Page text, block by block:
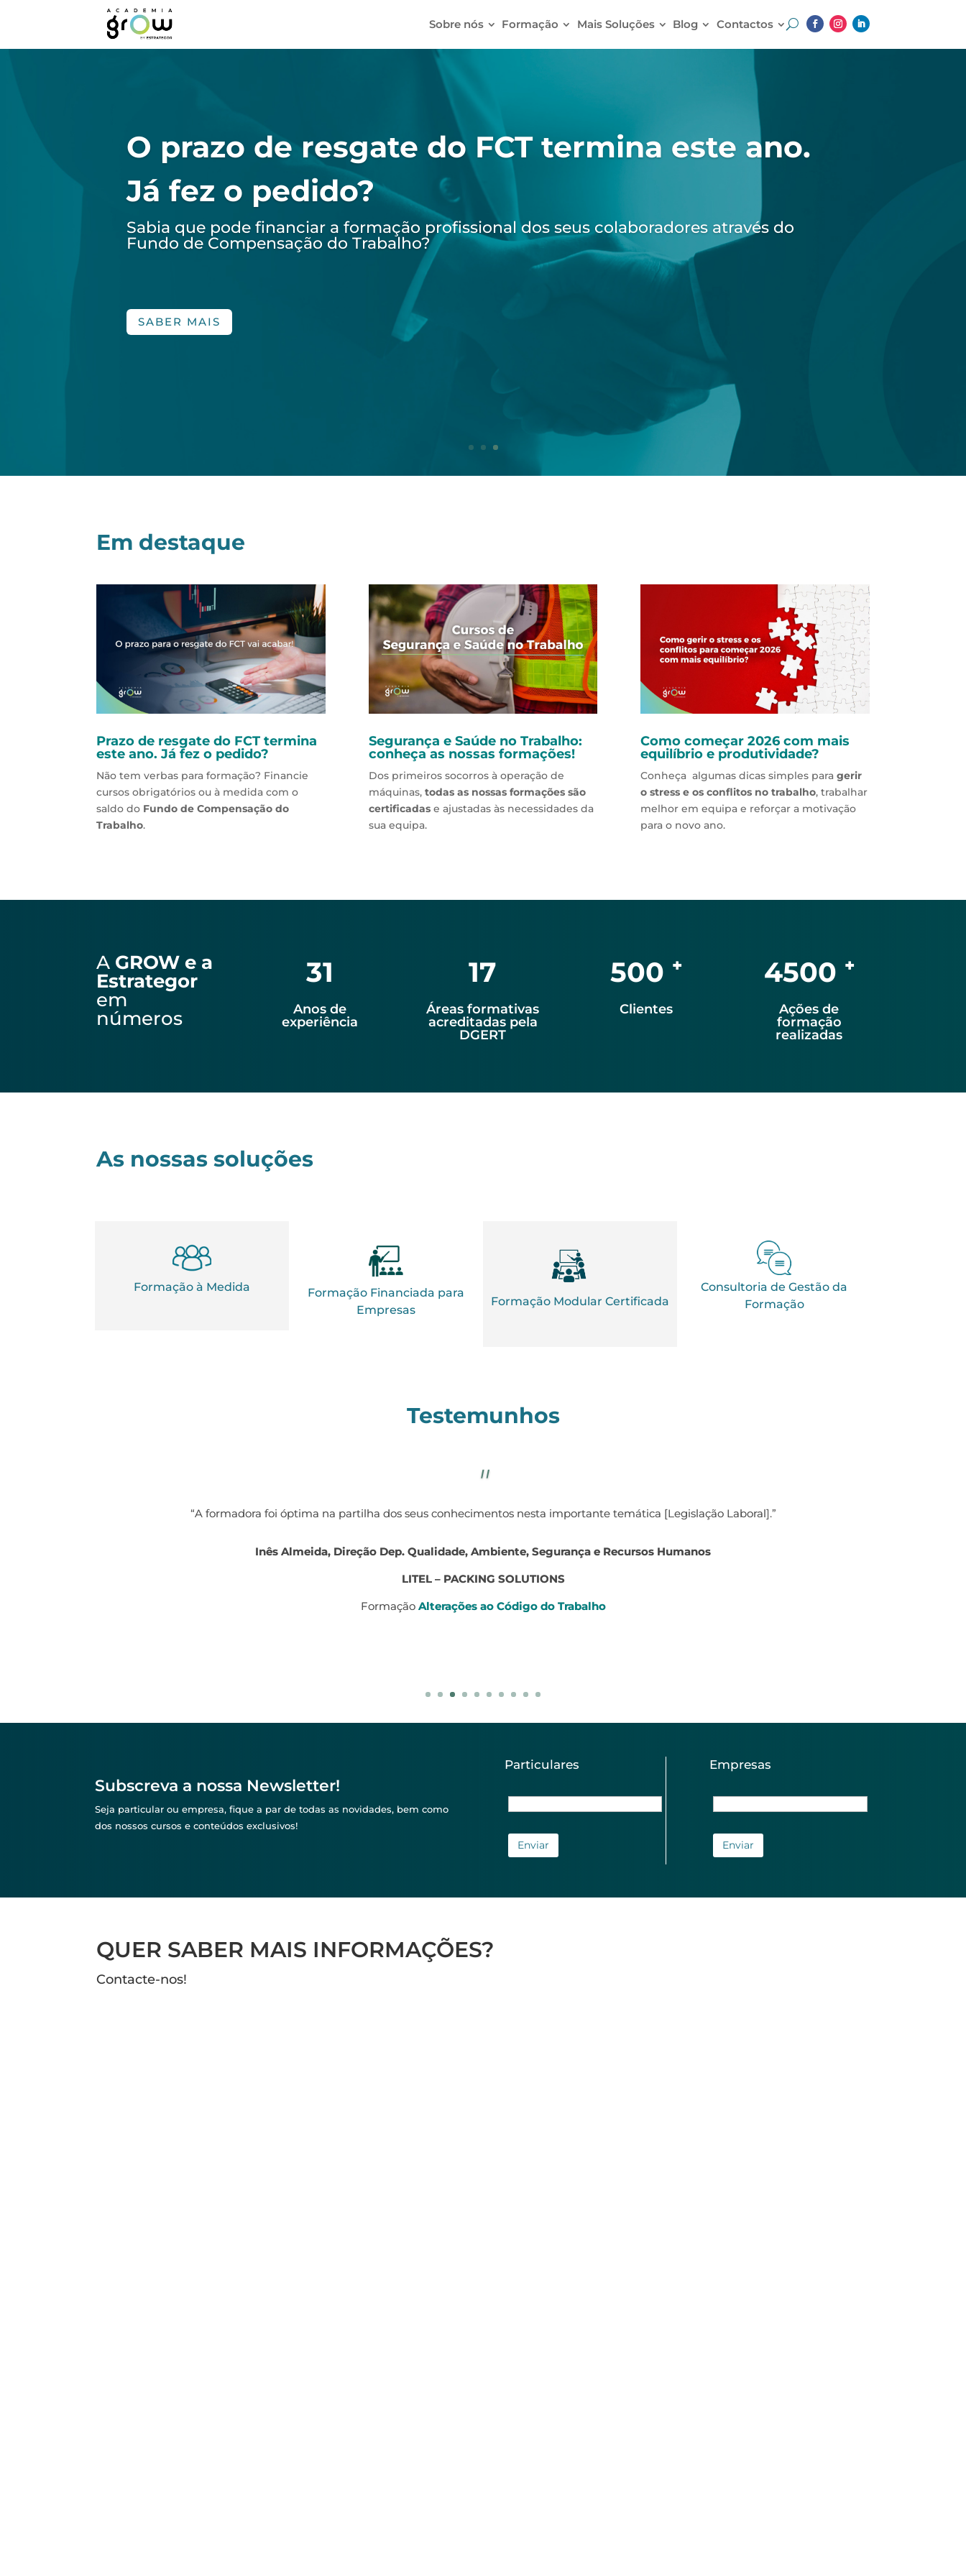
Sobre nós Formação Mais Soluções Blog Contactos
Obtenha apoios a fundo
perdido!
O Portugal 2030 financia o investimento em
Formação Profissional nasMédiase
Empresas!
Em destaque
Prazo de resgate do FCT termina
este ano. Já fez o pedido?
Não tem verbas para formação? Financie
cursos obrigatórios ou à medida com o
saldo do Fundo de Compensação do
Trabalho.
Segurança e Saúde no Trabalho:
conheça as nossas formações!
Dos primeiros socorros à operação de
máquinas, todas as nossas formações são
certificadase ajustadas às necessidades da
sua equipa.
Como começar 2026 com mais
equilíbrio e produtividade?
Conheça algumas dicas simples para gerir
o stress e os conflitos no trabalho, trabalhar
melhor em equipa e reforçar a motivação
para o novo ano.
A GROW e a
Estrategor
em
números
31
Anos de
experiência
17
Áreas formativas
acreditadas pela
DGERT
500 ⁺
Clientes
4500 ⁺
Ações de
formação
realizadas
As nossas soluções
Formação à Medida
Formação Financiada para
Empresas
Formação Modular Certificada
Consultoria de Gestão da
Formação
Testemunhos
"
“A experiência com a Academia Grow tem sido bastante positiva, todas as formações lecionadas têm tido impacto positivo nos nossos
Subscreva a nossa Newsletter!
Seja particular ou empresa, fique a par de todas as novidades, bem como
dos nossos cursos e conteúdos exclusivos!
Particulares Empresas
QUER SABER MAIS INFORMAÇÕES?
Contacte-nos!